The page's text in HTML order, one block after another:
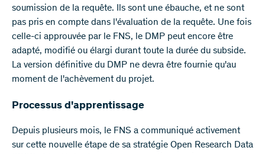
soumission de la requête. Ils sont une ébauche, et ne sont
pas pris en compte dans l'évaluation de la requête. Une fois
celle-ci approuvée par le FNS, le DMP peut encore être
adapté, modifié ou élargi durant toute la durée du subside.
La version définitive du DMP ne devra être fournie qu'au
moment de l'achèvement du projet.
Processus d'apprentissage
Depuis plusieurs mois, le FNS a communiqué activement
sur cette nouvelle étape de sa stratégie Open Research Data